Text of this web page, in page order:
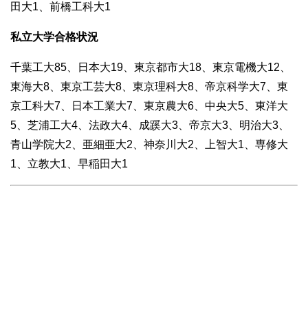
田大1、前橋工科大1
私立大学合格状況
千葉工大85、日本大19、東京都市大18、東京電機大12、
東海大8、東京工芸大8、東京理科大8、帝京科学大7、東
京工科大7、日本工業大7、東京農大6、中央大5、東洋大
5、芝浦工大4、法政大4、成蹊大3、帝京大3、明治大3、
青山学院大2、亜細亜大2、神奈川大2、上智大1、専修大
1、立教大1、早稲田大1